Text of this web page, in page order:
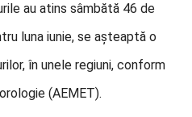
au atins sâmbătă 46 de
luna iunie, se aşteaptă o
în unele regiuni, conform
(AEMET).